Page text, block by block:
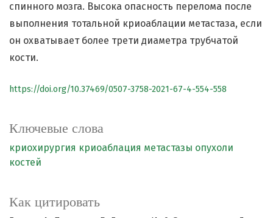
Ключевые слова
криохирургия криоаблация метастазы опухоли
костей
Как цитировать
спинного мозга. Высока опасность перелома после
выполнения тотальной криоаблации метастаза, если
он охватывает более трети диаметра трубчатой
кости.
https://doi.org/10.37469/0507-3758-2021-67-4-554-558